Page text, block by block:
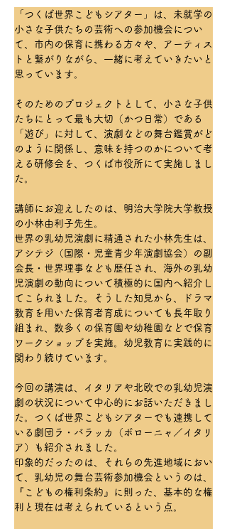
「つくば世界こどもシアター」は、未就学の
小さな子供たちの芸術への参加機会につい
て、市内の保育に携わる方々や、アーティス
トと繋がりながら、一緒に考えていきたいと
思っています。
そのためのプロジェクトとして、小さな子供
たちにとって最も大切（かつ日常）である
「遊び」に対して、演劇などの舞台鑑賞がど
のように関係し、意味を持つのかについて考
える研修会を、つくば市役所にて実施しまし
た。
講師にお迎えしたのは、明治大学院大学教授
の小林由利子先生。
世界の乳幼児演劇に精通された小林先生は、
アシテジ（国際・児童青少年演劇協会）の副
会長・世界理事なども歴任され、海外の乳幼
児演劇の動向について積極的に国内へ紹介し
てこられました。そうした知見から、ドラマ
教育を用いた保育者育成についても長年取り
組まれ、数多くの保育園や幼稚園などで保育
ワークショップを実施。幼児教育に実践的に
関わり続けています。
今回の講演は、イタリアや北欧での乳幼児演
劇の状況について中心的にお話いただきまし
た。つくば世界こどもシアターでも連携して
いる劇団ラ・バラッカ（ボローニャ／イタリ
ア）も紹介されました。
印象的だったのは、それらの先進地域におい
て、乳幼児の舞台芸術参加機会というのは、
『こどもの権利条約』に則った、基本的な権
利と現在は考えられているという点。